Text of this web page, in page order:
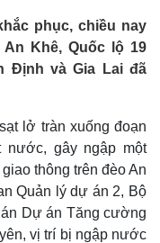
ấn VOV
làm
đảo
phục, chiều nay
Khê, Quốc lộ 19
Định và Gia Lai đã
lở tràn xuống đoạn
nước, gây ngập một
thông trên đèo An
Quản lý dự án 2, Bộ
Dự án Tăng cường
vị trí bị ngập nước